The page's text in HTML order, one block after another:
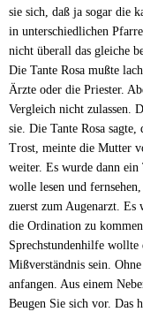
sie sich, daß ja sogar die
in unterschiedlichen
nicht überall das gleiche
Die Tante Rosa mußte
Ärzte oder die Priester.
Vergleich nicht zulassen.
sie. Die Tante Rosa
Trost, meinte die Mutter
weiter. Es wurde dann
wolle lesen und
zuerst zum Augenarzt.
die Ordination zu
Sprechstundenhilfe wollte
Mißverständnis sein.
anfangen. Aus einem
Beugen Sie sich vor. Das